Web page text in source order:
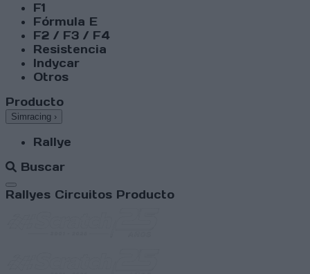
F1
Fórmula E
F2 / F3 / F4
Resistencia
Indycar
Otros
Producto
Simracing ›
Rallye
Buscar
Abrir menú
Rallyes Circuitos Producto